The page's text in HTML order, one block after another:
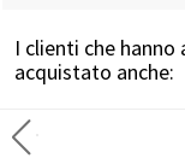
I clienti che
acquistato anche: